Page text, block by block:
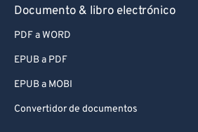
Documento & libro electrónico
PDF a WORD
EPUB a PDF
EPUB a MOBI
Convertidor de documentos